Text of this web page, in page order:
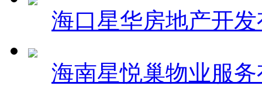
海口星华房地产开
海南星悦巢物业服